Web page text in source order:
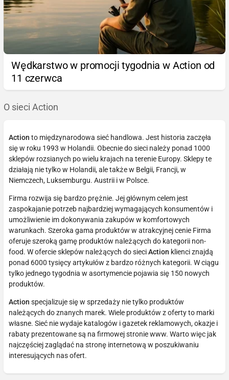
Wędkarstwo w promocji tygodnia w Action od
11 czerwca
O sieci Action
Action to międzynarodowa sieć handlowa. Jest historia zaczęła
się w roku 1993 w Holandii. Obecnie do sieci należy ponad 1000
sklepów rozsianych po wielu krajach na terenie Europy. Sklepy te
działają nie tylko w Holandii, ale także w Belgii, Francji, w
Niemczech, Luksemburgu. Austrii i w Polsce.
Firma rozwija się bardzo prężnie. Jej głównym celem jest
zaspokajanie potrzeb najbardziej wymagających konsumentów i
umożliwienie im dokonywania zakupów w komfortowych
warunkach. Szeroka gama produktów w atrakcyjnej cenie Firma
oferuje szeroką gamę produktów należących do kategorii non-
food. W ofercie sklepów należących do sieciAction klienci znajdą
ponad 6000 tysięcy artykułów z bardzo różnych kategorii. W ciągu
tylko jednego tygodnia w asortymencie pojawia się 150 nowych
produktów.
Action specjalizuje się w sprzedaży nie tylko produktów
należących do znanych marek. Wiele produktów z oferty to marki
własne. Sieć nie wydaje katalogów i gazetek reklamowych, okazje i
rabaty prezentowane są na firmowej stronie www. Warto więc jak
najczęściej zaglądać na stronę internetową w poszukiwaniu
interesujących nas ofert.